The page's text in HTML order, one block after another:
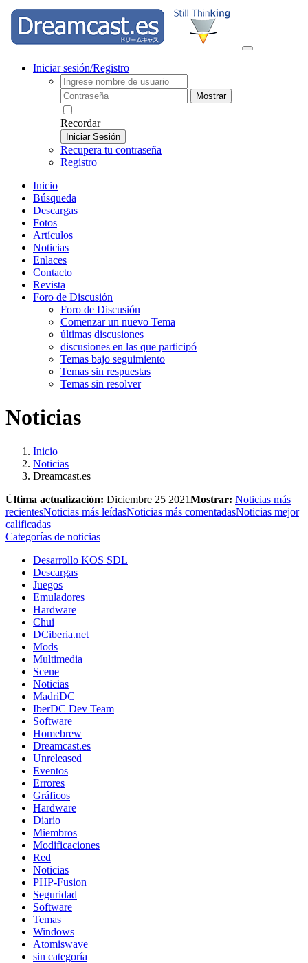
Iniciar sesión/Registro
Mostrar
Recordar
Iniciar Sesión
Recupera tu contraseña
Registro
Inicio
Búsqueda
Descargas
Fotos
Artículos
Noticias
Enlaces
Contacto
Revista
Foro de Discusión
Foro de Discusión
Comenzar un nuevo Tema
últimas discusiones
discusiones en las que participó
Temas bajo seguimiento
Temas sin respuestas
Temas sin resolver
Noticias
Inicio
Noticias
Dreamcast.es
Última actualización: Diciembre 25 2021Mostrar: Noticias más
recientesNoticias más leídasNoticias más comentadasNoticias mejor
calificadas
Categorías de noticias
Desarrollo KOS SDL
Descargas
Juegos
Emuladores
Hardware
Chui
DCiberia.net
Mods
Multimedia
Scene
Noticias
MadriDC
IberDC Dev Team
Software
Homebrew
Dreamcast.es
Unreleased
Eventos
Errores
Gráficos
Hardware
Diario
Miembros
Modificaciones
Red
Noticias
PHP-Fusion
Seguridad
Software
Temas
Windows
Atomiswave
sin categoría